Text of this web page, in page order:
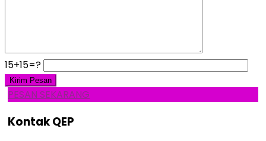
15+15=?
PESAN SEKARANG
Kontak QEP